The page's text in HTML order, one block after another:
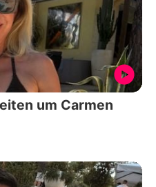
um Carmen